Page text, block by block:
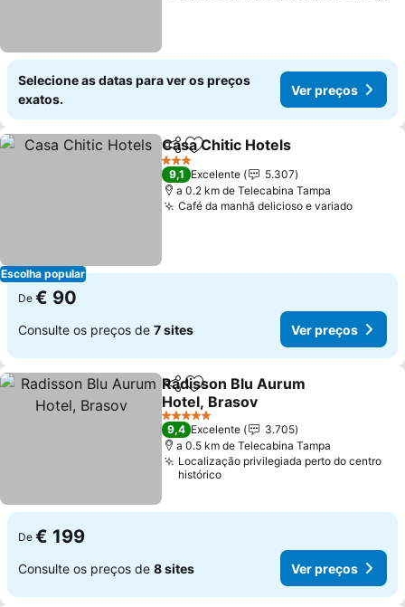
Selecione as datas para ver os preços
exatos.
Ver preços
Escolha popular
PartilharAdicionar aos favoritos
Casa Chitic Hotels
3 Estrelas
9,1 Excelente
5.307
a 0.2 km de Telecabina Tampa
Café da manhã delicioso e variado
De € 90
Consulte os preços de 7 sites Ver preços
PartilharAdicionar aos favoritos
Radisson Blu Aurum
Hotel, Brasov
5 Estrelas
9,4 Excelente
3.705
a 0.5 km de Telecabina Tampa
Localização privilegiada perto do centro
histórico
De € 199
Consulte os preços de 8 sites Ver preços